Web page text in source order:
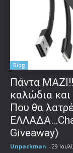
Blog
Πάντα
καλώδια
Που θα
Giveaway)
Unpackman - 29